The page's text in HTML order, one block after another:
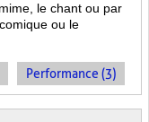
le chant ou par
ou le
Performance (3)